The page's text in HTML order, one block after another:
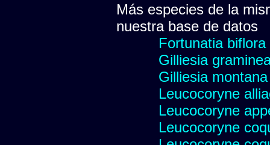
Más especies de la
nuestra base de datos
Fortunatia biflora
Gilliesia
Gilliesia montana
Leucocoryne
Leucocoryne
Leucocoryne